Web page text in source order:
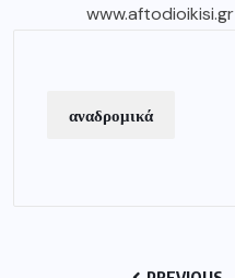
www.aftodioikisi.gr
αναδρομικά